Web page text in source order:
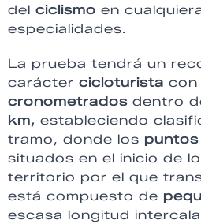
del ciclismo en
especialidades.
La prueba tendrá un
carácter cicloturista con
cronometrados dentro
km, estableciendo
tramo, donde los
situados en el inicio de
territorio por el que
está compuesto de
escasa longitud